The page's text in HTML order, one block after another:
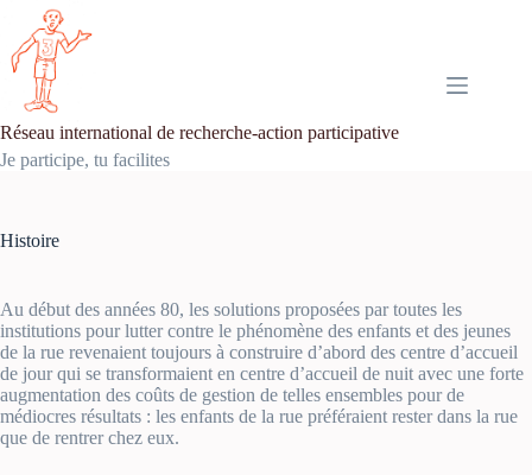
Passer
contenu
Réseau international de recherche-action participative
Je participe, tu facilites
Histoire
Au début des années 80, les solutions proposées par toutes les
institutions pour lutter contre le phénomène des enfants et des jeunes
de la rue revenaient toujours à construire d’abord des centre d’accueil
de jour qui se transformaient en centre d’accueil de nuit avec une forte
augmentation des coûts de gestion de telles ensembles pour de
médiocres résultats : les enfants de la rue préféraient rester dans la rue
que de rentrer chez eux.